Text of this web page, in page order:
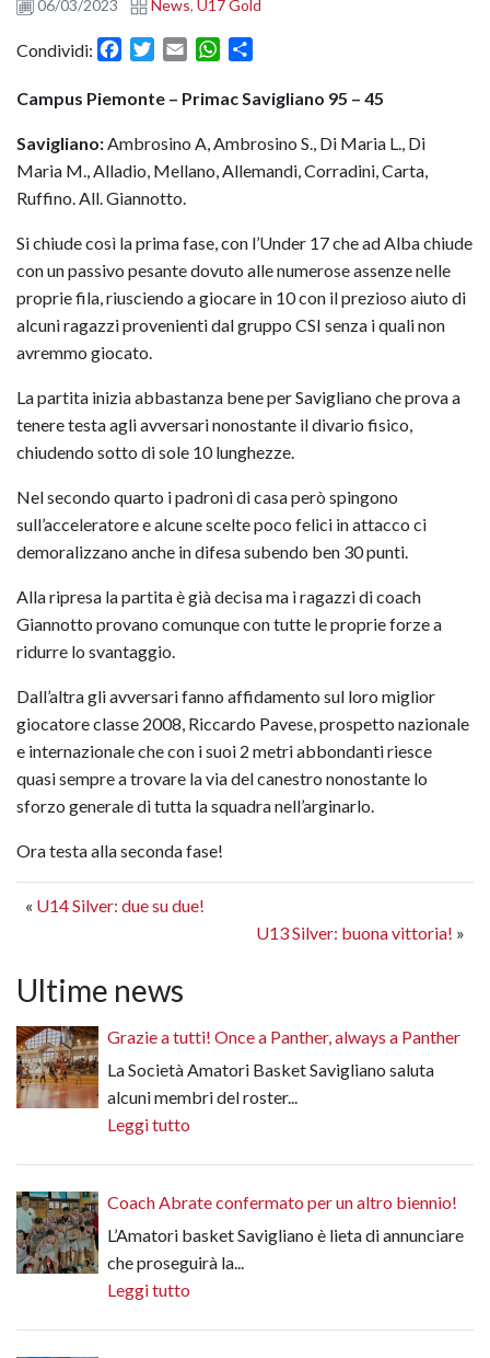
06/03/2023 News, U17 Gold
Condividi: FacebookTwitter
Email WhatsApp
Campus Piemonte – Primac Savigliano 95 – 45
Savigliano:Ambrosino A, Ambrosino S., Di Maria L., Di
Maria M., Alladio, Mellano, Allemandi, Corradini, Carta,
Ruffino. All. Giannotto.
Si chiude così la prima fase, con l’Under 17 che ad Alba chiude
con un passivo pesante dovuto alle numerose assenze nelle
proprie fila, riusciendo a giocare in 10 con il prezioso aiuto di
alcuni ragazzi provenienti dal gruppo CSI senza i quali non
avremmo giocato.
La partita inizia abbastanza bene per Savigliano che prova a
tenere testa agli avversari nonostante il divario fisico,
chiudendo sotto di sole 10 lunghezze.
Nel secondo quarto i padroni di casa però spingono
sull’acceleratore e alcune scelte poco felici in attacco ci
demoralizzano anche in difesa subendo ben 30 punti.
Alla ripresa la partita è già decisa ma i ragazzi di coach
Giannotto provano comunque con tutte le proprie forze a
ridurre lo svantaggio.
Dall’altra gli avversari fanno affidamento sul loro miglior
giocatore classe 2008, Riccardo Pavese, prospetto nazionale
e internazionale che con i suoi 2 metri abbondanti riesce
quasi sempre a trovare la via del canestro nonostante lo
sforzo generale di tutta la squadra nell’arginarlo.
Ora testa alla seconda fase!
« U14 Silver: due su due!
U13 Silver: buona vittoria! »
Ultime news
Grazie a tutti! Once a Panther, always a Panther
La Società Amatori Basket Savigliano saluta
alcuni membri del roster...
Leggi tutto
Coach Abrate confermato per un altro biennio!
L’Amatori basket Savigliano è lieta di annunciare
che proseguirà la...
Leggi tutto